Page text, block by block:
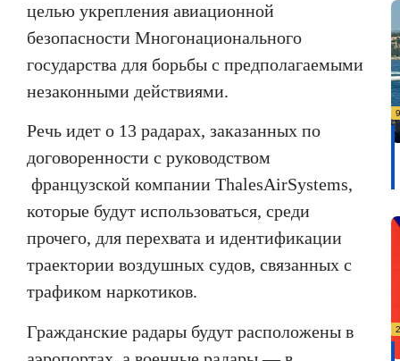
целью укрепления авиационной
безопасности Многонационального
государства для борьбы с предполагаемыми
незаконными действиями.
Речь идет о 13 радарах, заказанных по
договоренности с руководством
французской компании ThalesAirSystems,
которые будут использоваться, среди
прочего, для перехвата и идентификации
траектории воздушных судов, связанных с
трафиком наркотиков.
Гражданские радары будут расположены в